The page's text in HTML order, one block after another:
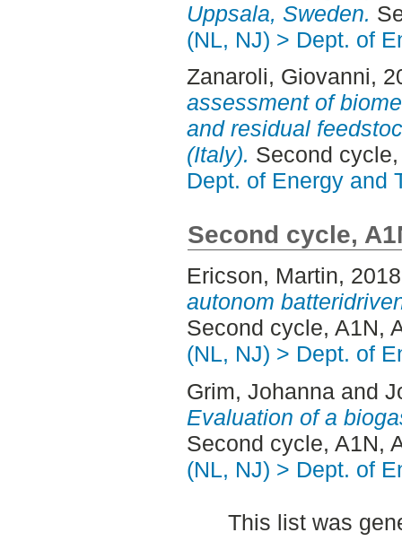
Uppsala, Sweden.
(NL, NJ) > Dept. of
Zanaroli, Giovanni,
assessment of
and residual
(Italy). Second
Dept. of Energy and
Second cycle,
Ericson, Martin,
autonom
Second cycle, A1N,
(NL, NJ) > Dept. of
Grim, Johannaand
Evaluation of a
Second cycle, A1N,
(NL, NJ) > Dept. of
This list was